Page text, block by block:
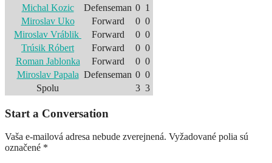
Michal Kozic
Defenseman 0 1
Miroslav Uko
Forward 0 0
Miroslav Vráblik
Forward 0 0
Trúsik Róbert
Forward 0 0
Roman Jablonka
Forward 0 0
Miroslav Papala Defenseman 0 0
Spolu
3 3
Start a Conversation
Vaša e-mailová adresa nebude zverejnená. Vyžadované polia sú
označené *